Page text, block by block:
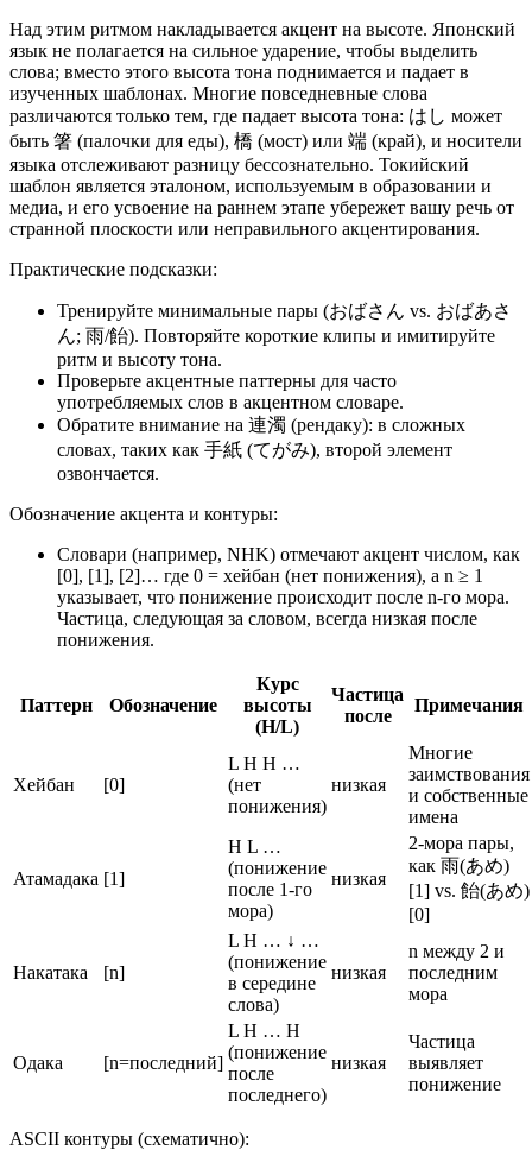
Над этим ритмом накладывается акцент на высоте. Японский
язык не полагается на сильное ударение, чтобы выделить
слова; вместо этого высота тона поднимается и падает в
изученных шаблонах. Многие повседневные слова
различаются только тем, где падает высота тона: はし может
быть 箸 (палочки для еды), 橋 (мост) или 端 (край), и носители
языка отслеживают разницу бессознательно. Токийский
шаблон является эталоном, используемым в образовании и
медиа, и его усвоение на раннем этапе убережет вашу речь от
странной плоскости или неправильного акцентирования.
Практические подсказки:
Тренируйте минимальные пары (おばさん vs. おばあさ
ん; 雨/飴). Повторяйте короткие клипы и имитируйте
ритм и высоту тона.
Проверьте акцентные паттерны для часто
употребляемых слов в акцентном словаре.
Обратите внимание на 連濁 (рендаку): в сложных
словах, таких как 手紙 (てがみ), второй элемент
озвончается.
Обозначение акцента и контуры:
Словари (например, NHK) отмечают акцент числом, как
[0], [1], [2]… где 0 = хейбан (нет понижения), а n ≥ 1
указывает, что понижение происходит после n‑го мора.
Частица, следующая за словом, всегда низкая после
понижения.
Паттерн Обозначение
Курс
высоты
(H/L)
Частица
после
Примечания
Хейбан [0]
L H H …
(нет
понижения)
низкая
Многие
заимствования
и собственные
имена
Атамадака [1]
H L …
(понижение
после 1-го
мора)
низкая
2-мора пары,
как 雨(あめ)
[1] vs. 飴(あめ)
[0]
Накатака [n]
L H … ↓ …
(понижение
в середине
слова)
низкая
n между 2 и
последним
мора
Одака [n=последний]
L H … H
(понижение
после
последнего)
низкая
Частица
выявляет
понижение
ASCII контуры (схематично):